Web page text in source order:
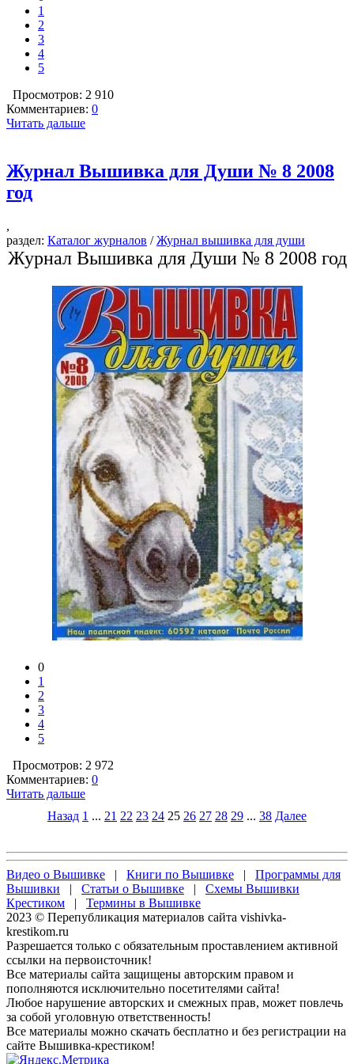
1
2
3
4
5
Просмотров: 2 910
Комментариев: 0
Читать дальше
Журнал Вышивка для Души № 8 2008
год
,
раздел: Каталог журналов /Журнал вышивка для души
Журнал Вышивка для Души № 8 2008 год
0
1
2
3
4
5
Просмотров: 2 972
Комментариев: 0
Читать дальше
Назад 1 ... 21 22 23 24 25 26 27 28 29 ... 38 Далее
Видео о Вышивке | Книги по Вышивке | Программы для
Вышивки | Статьи о Вышивке | Схемы Вышивки
Крестиком | Термины в Вышивке
2023 © Перепубликация материалов сайта vishivka-
krestikom.ru
Разрешается только с обязательным проставлением активной
ссылки на первоисточник!
Все материалы сайта защищены авторским правом и
пополняются исключительно посетителями сайта!
Любое нарушение авторских и смежных прав, может повлечь
за собой уголовную ответственность!
Все материалы можно скачать бесплатно и без регистрации на
сайте Вышивка-крестиком!